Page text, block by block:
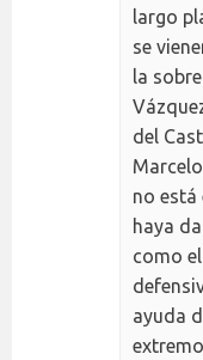
largo
se
la
del
no está
haya
como
ayuda